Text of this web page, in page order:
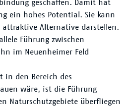
geschaffen. Damit hat
ein hohes Potential. Sie kann
attraktive Alternative darstellen.
Führung zwischen
im Neuenheimer Feld
in den Bereich des
wäre, ist die Führung
Naturschutzgebiete überfliegen